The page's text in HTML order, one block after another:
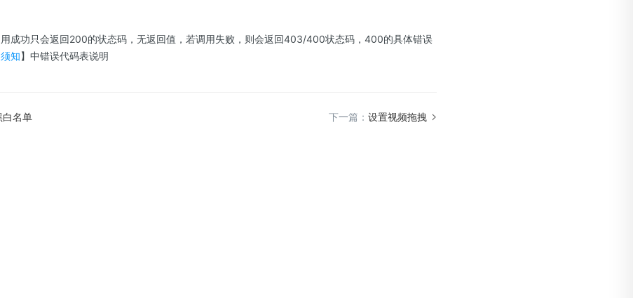
成功只会返回200的状态码，无返回值，若调用失败，则会返回403/400状态码，400的具体错误
知】中错误代码表说明
白名单 下一篇： 设置视频拖拽